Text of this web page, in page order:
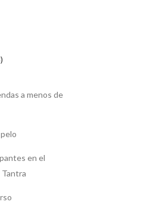
a menos de
en el